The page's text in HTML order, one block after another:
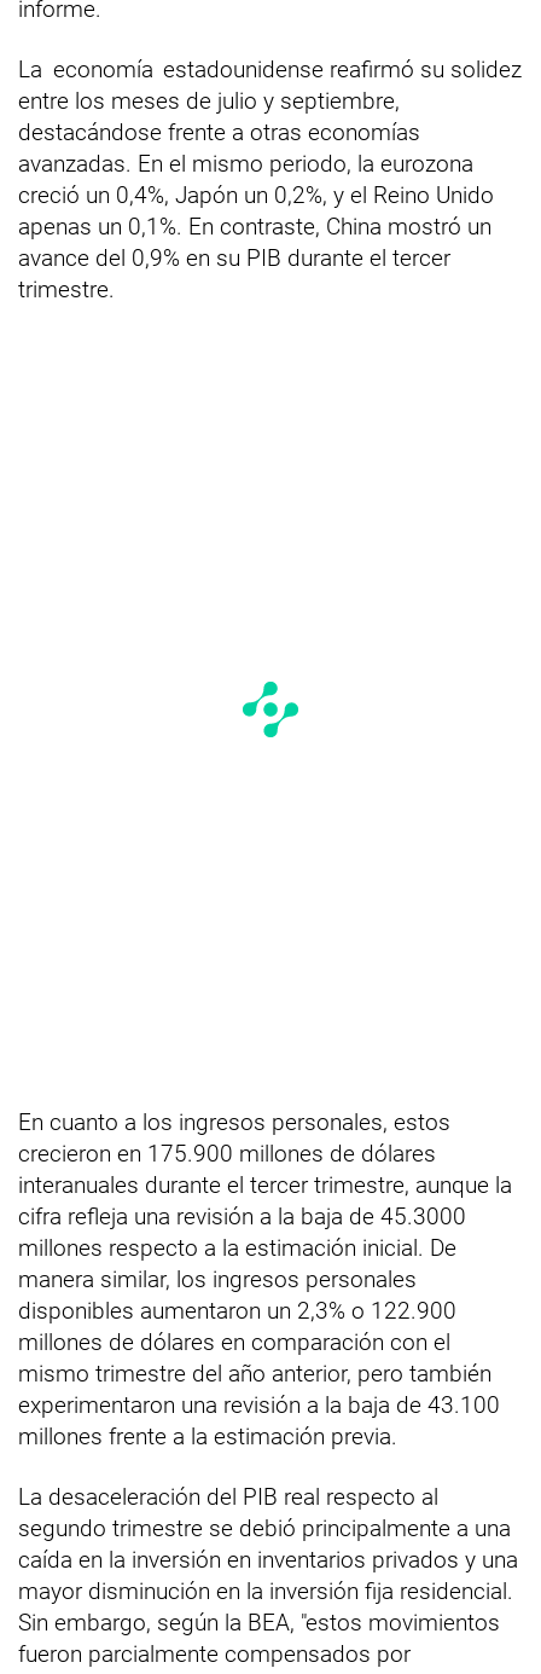
informe.
La economía estadounidense reafirmó su solidez
entre los meses de julio y septiembre,
destacándose frente a otras economías
avanzadas. En el mismo periodo, la eurozona
creció un 0,4%, Japón un 0,2%, y el Reino Unido
apenas un 0,1%. En contraste, China mostró un
avance del 0,9% en su PIB durante el tercer
trimestre.
En cuanto a los ingresos personales, estos
crecieron en 175.900 millones de dólares
interanuales durante el tercer trimestre, aunque la
cifra refleja una revisión a la baja de 45.3000
millones respecto a la estimación inicial. De
manera similar, los ingresos personales
disponibles aumentaron un 2,3% o 122.900
millones de dólares en comparación con el
mismo trimestre del año anterior, pero también
experimentaron una revisión a la baja de 43.100
millones frente a la estimación previa.
La desaceleración del PIB real respecto al
segundo trimestre se debió principalmente a una
caída en la inversión en inventarios privados y una
mayor disminución en la inversión fija residencial.
Sin embargo, según la BEA, "estos movimientos
fueron parcialmente compensados por